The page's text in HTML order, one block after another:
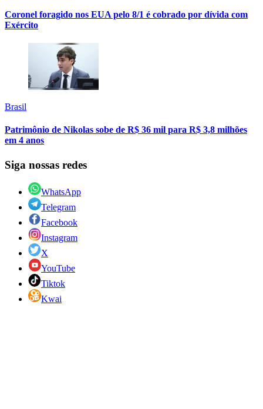
Coronel foragido nos EUA pelo 8/1 é cobrado por dívida com
Exército
Brasil
Patrimônio de Nikolas sobe de R$ 36 mil para R$ 3,8 milhões
em 4 anos
Siga nossas redes
WhatsApp
Telegram
Facebook
Instagram
X
YouTube
Tiktok
Kwai